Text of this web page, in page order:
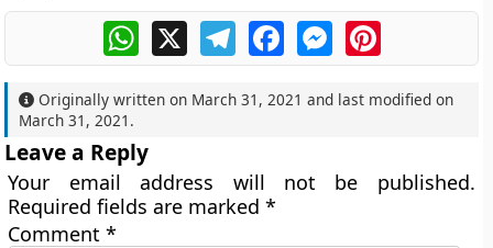
WhatsApp
X TelegramFacebookMessengerPinterest
Originally written on March 31, 2021 and last modified on
March 31, 2021 .
Leave a Reply
Your email address will not be published.
Required fields are marked*
Comment*